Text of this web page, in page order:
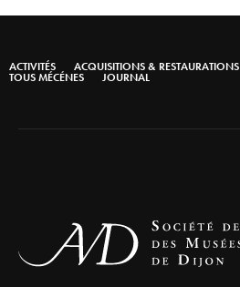
ACTIVITÉS ACQUISITIONS & RESTAURATIONS
TOUS MÉCÉNES JOURNAL